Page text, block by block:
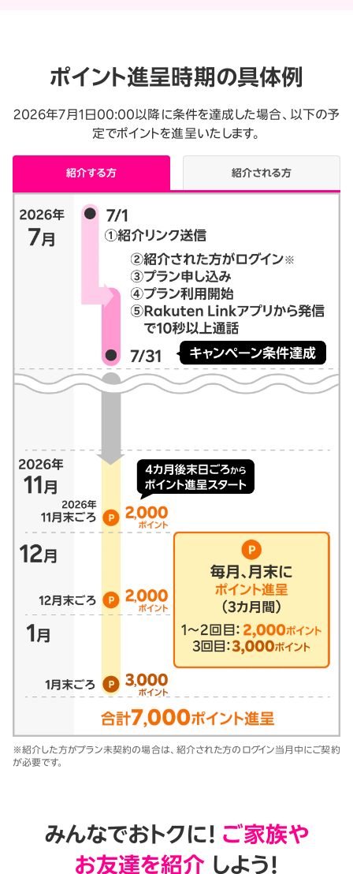
ポイント進呈時期の具体例
2026年7月1日00:00以降に条件を達成した場合、以下の予
定でポイントを進呈いたします。
紹介する方 紹介される方
※紹介した方がプラン未契約の場合は、紹介された方のログイン当月中にご契約
が必要です。
みんなでおトクに！ ご家族や
お友達を紹介 しよう！